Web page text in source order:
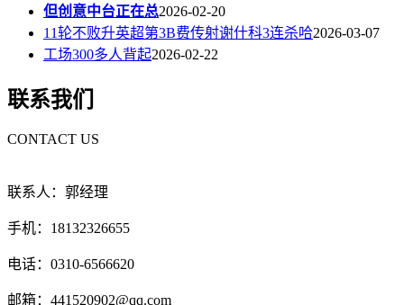
但创意中台正在总2026-02-20
11轮不败升英超第3B费传射谢什科3连杀哈2026-03-07
工场300多人背起2026-02-22
联系我们
CONTACT US
联系人：郭经理
手机：18132326655
电话：0310-6566620
邮箱：441520902@qq.com